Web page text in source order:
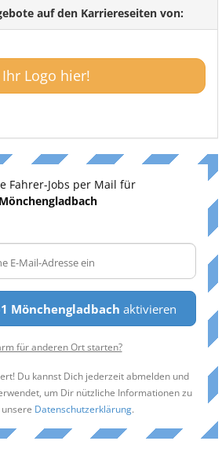
auf den Karriereseiten von:
Ihr Logo hier!
Fahrer-Jobs per Mail für
Mönchengladbach aktivieren
für anderen Ort starten?
Du kannst Dich jederzeit abmelden und
um Dir nützliche Informationen zu
Datenschutzerklärung.